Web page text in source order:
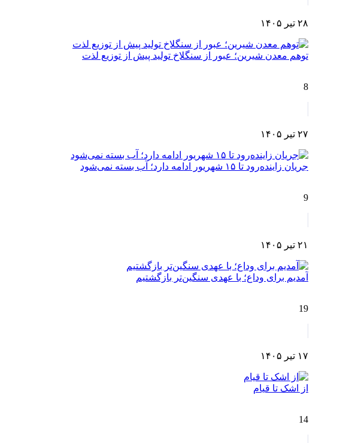
۲۸ تیر ۱۴۰۵
توهم معدن شیرین؛ عبور از سنگلاخ تولید پیش از توزیع لذت
8
۲۷ تیر ۱۴۰۵
جریان زاینده‌رود تا ۱۵ شهریور ادامه دارد؛ آب بسته نمی‌شود
9
۲۱ تیر ۱۴۰۵
آمدیم برای وداع؛ با عهدی سنگین‌تر بازگشتیم
19
۱۷ تیر ۱۴۰۵
از اشک تا قیام
14